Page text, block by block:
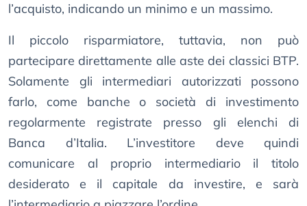
l’acquisto, indicando un minimo e un massimo.
Il piccolo risparmiatore, tuttavia, non può
partecipare direttamente alle aste dei classici BTP.
Solamente gli intermediari autorizzati possono
farlo, come banche o società di investimento
regolarmente registrate presso gli elenchi di
Banca d’Italia. L’investitore deve quindi
comunicare al proprio intermediario il titolo
desiderato e il capitale da investire, e sarà